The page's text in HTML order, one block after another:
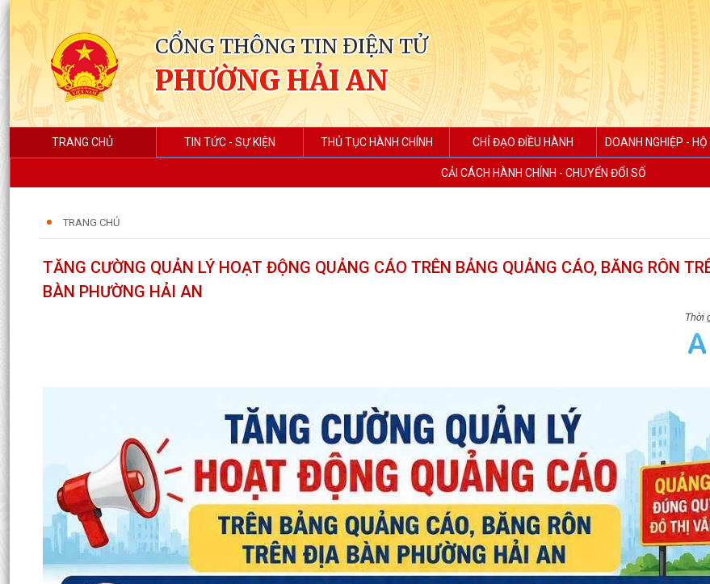
CỔNG THÔNG TIN ĐIỆN TỬ
PHƯỜNG HẢI AN
TRANG CHỦ TIN TỨC - SỰ KIỆN THỦ TỤC HÀNH CHÍNH CHỈ ĐẠO ĐIỀU HÀNH DOANH NGHIỆP -
CẢI CÁCH HÀNH CHÍNH - CHUYỂN ĐỔI SỐ
TRANG CHỦ
TĂNG CƯỜNG QUẢN LÝ HOẠT ĐỘNG QUẢNG CÁO TRÊN BẢNG QUẢNG CÁO, BĂNG RÔN
BÀN PHƯỜNG HẢI AN